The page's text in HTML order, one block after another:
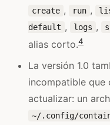
create , run ,
default , logs ,
alias corto.4
La versión 1.0
incompatible que
actualizar: un
~/.config/